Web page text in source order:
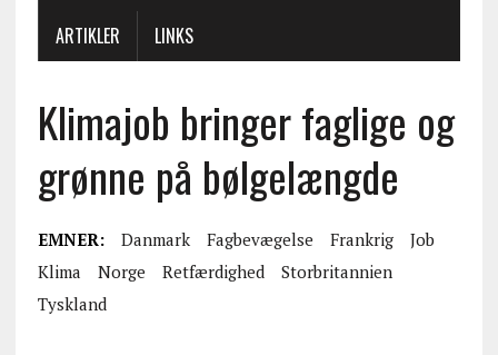
ARTIKLER
LINKS
Klimajob bringer faglige og
grønne på bølgelængde
EMNER: Danmark Fagbevægelse Frankrig
Job
Klima
Norge Retfærdighed
Storbritannien
Tyskland